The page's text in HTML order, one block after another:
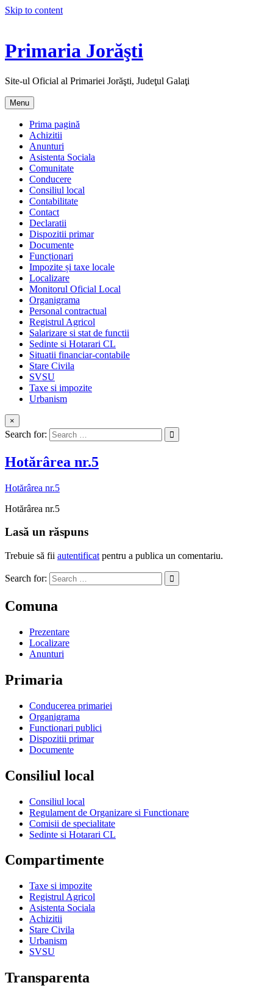
Skip to content
Primaria Jorăşti
Site-ul Oficial al Primariei Jorăşti, Judeţul Galaţi
Menu
Prima pagină
Achizitii
Anunturi
Asistenta Sociala
Comunitate
Conducere
Consiliul local
Contabilitate
Contact
Declaratii
Dispozitii primar
Documente
Funcționari
Impozite și taxe locale
Localizare
Monitorul Oficial Local
Organigrama
Personal contractual
Registrul Agricol
Salarizare si stat de functii
Sedinte si Hotarari CL
Situatii financiar-contabile
Stare Civila
SVSU
Taxe si impozite
Urbanism
×
Search for:
Hotărârea nr.5
Hotărârea nr.5
Hotărârea nr.5
Lasă un răspuns
Trebuie să fii autentificat pentru a publica un comentariu.
Search for:
Comuna
Prezentare
Localizare
Anunturi
Primaria
Conducerea primariei
Organigrama
Functionari publici
Dispozitii primar
Documente
Consiliul local
Consiliul local
Regulament de Organizare si Functionare
Comisii de specialitate
Sedinte si Hotarari CL
Compartimente
Taxe si impozite
Registrul Agricol
Asistenta Sociala
Achizitii
Stare Civila
Urbanism
SVSU
Transparenta